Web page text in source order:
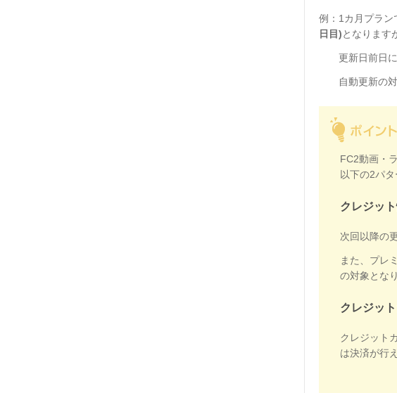
例：1カ月プラン
日目)となります
更新日前日に
自動更新の対
FC2動画・
以下の2パ
クレジッ
次回以降の
また、プレ
の対象とな
クレジッ
クレジット
は決済が行